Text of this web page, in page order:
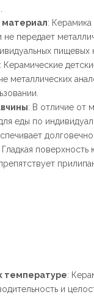
материал: Керамика
передает
пищевых
: Керамические
металлических
: В отличие от
еды по
Гладкая
температуре:
и